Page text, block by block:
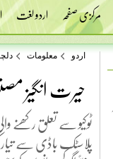
مرکزی صفحہ اردو لغت
اردو معلومات
حیرت انگیز
ٹوکیو سے تعلق رکھنے
پلاسٹک باڈی سے تیار